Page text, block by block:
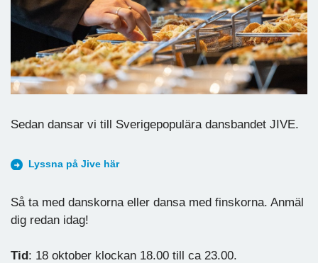
Sedan dansar vi till Sverigepopulära dansbandet JIVE.
Lyssna på Jive här
Så ta med danskorna eller dansa med finskorna. Anmäl
dig redan idag!
Tid: 18 oktober klockan 18.00 till ca 23.00.